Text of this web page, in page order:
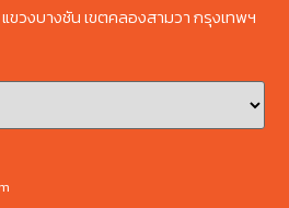
วงบางชัน เขตคลองสามวา กรุงเทพฯ